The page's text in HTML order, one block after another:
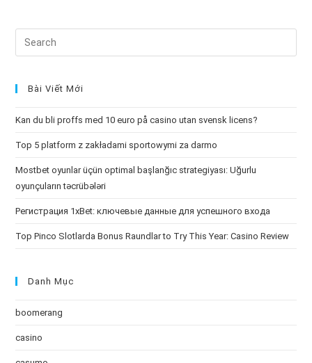
Search
this
Bài Viết Mới
Kan du bli proffs med 10 euro på casino utan svensk licens?
Top 5 platform z zakładami sportowymi za darmo
Mostbet oyunlar üçün optimal başlanğıc strategiyası: Uğurlu
oyunçuların təcrübələri
Регистрация 1xBet: ключевые данные для успешного входа
Top Pinco Slotlarda Bonus Raundlar to Try This Year: Casino Review
Danh Mục
boomerang
casino